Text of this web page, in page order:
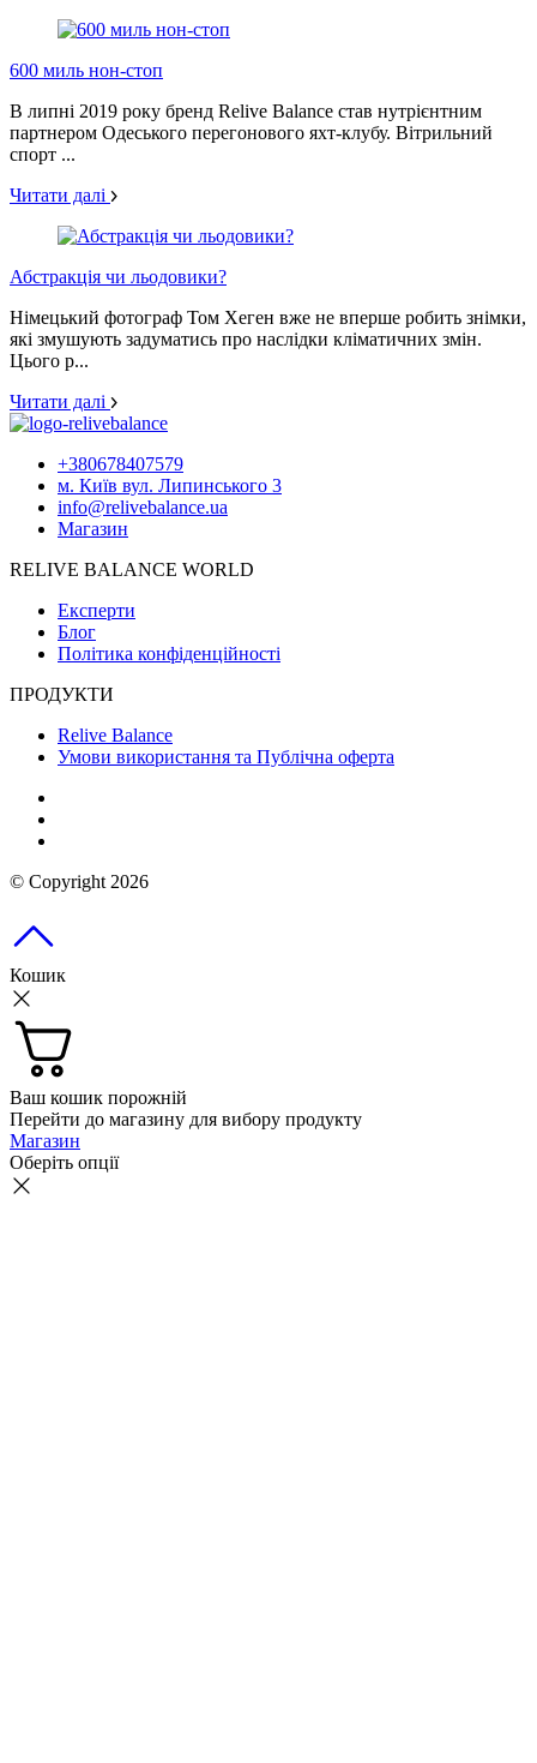
600 миль нон-стоп
В липні 2019 року бренд Relive Balance став нутрієнтним
партнером Одеського перегонового яхт-клубу. Вітрильний
спорт ...
Читати далі
Абстракція чи льодовики?
Німецький фотограф Том Хеген вже не вперше робить знімки,
які змушують задуматись про наслідки кліматичних змін.
Цього р...
Читати далі
+380678407579
м. Київ вул. Липинського 3
info@relivebalance.ua
Магазин
RELIVE BALANCE WORLD
Експерти
Блог
Політика конфіденційності
ПРОДУКТИ
Relive Balance
Умови використання та Публічна оферта
© Copyright 2026
Кошик
Ваш кошик порожній
Перейти до магазину для вибору продукту
Магазин
Оберіть опції